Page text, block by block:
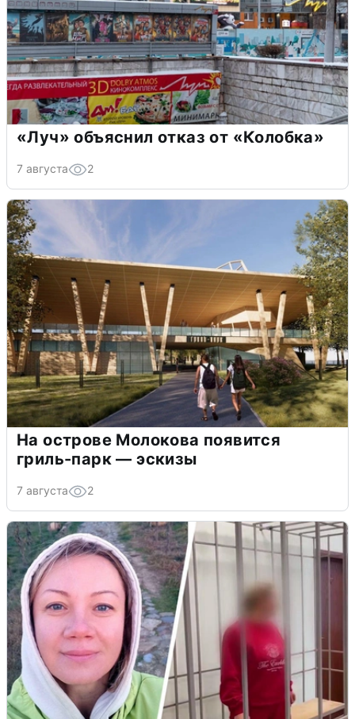
«Луч» объяснил отказ от «Колобка»
7 августа 2
На острове Молокова появится
гриль-парк — эскизы
7 августа 2